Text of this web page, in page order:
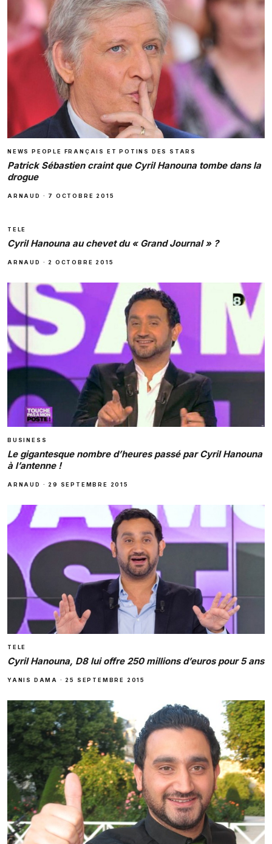
NEWS PEOPLE FRANÇAIS ET POTINS DES STARS
Patrick Sébastien craint que Cyril Hanouna tombe dans la
drogue
ARNAUD · 7 OCTOBRE 2015
TELE
Cyril Hanouna au chevet du « Grand Journal » ?
ARNAUD · 2 OCTOBRE 2015
BUSINESS
Le gigantesque nombre d’heures passé par Cyril Hanouna
à l’antenne !
ARNAUD · 29 SEPTEMBRE 2015
TELE
Cyril Hanouna, D8 lui offre 250 millions d’euros pour 5 ans
YANIS DAMA · 25 SEPTEMBRE 2015